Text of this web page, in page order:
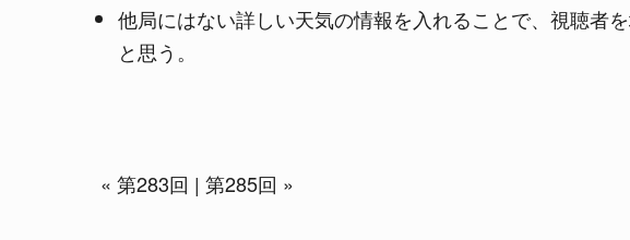
他局にはない詳しい天気の情報を入れることで、視聴者
と思う。
« 第283回 | 第285回 »